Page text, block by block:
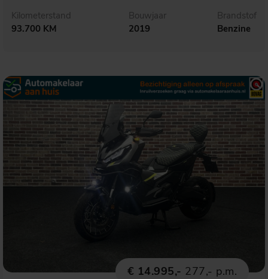
Kilometerstand
93.700 KM
Bouwjaar
2019
Brandstof
Benzine
€ 14.995,- 277,- p.m.